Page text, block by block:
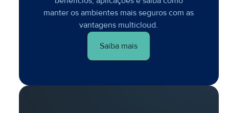
manter os ambientes mais seguros com as
vantagens multicloud.
Saiba mais